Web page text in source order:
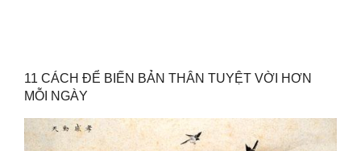
11 CÁCH ĐỂ BIẾN BẢN THÂN TUYỆT VỜI HƠN
MỖI NGÀY